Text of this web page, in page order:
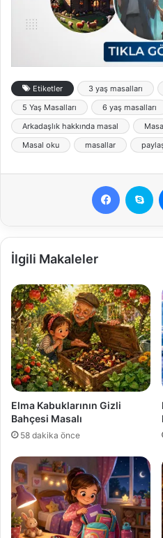
Etiketler 3 yaş masalları
5 Yaş Masalları
6 yaş masalları
Arkadaşlık hakkında masal
Masal oku
masallar
Facebook
İlgili Makaleler
Elma Kabuklarının Gizli
Bahçesi Masalı
58 dakika önce